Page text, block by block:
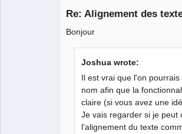
Re: Alignement des
Bonjour
Joshua wrote:
Il est vrai que l'on
nom afin que la
claire (si vous avez une
Je vais regarder si je peut
l'alignement du texte